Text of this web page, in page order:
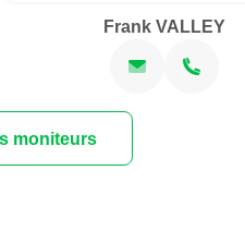
Frank VALLEY
moniteurs